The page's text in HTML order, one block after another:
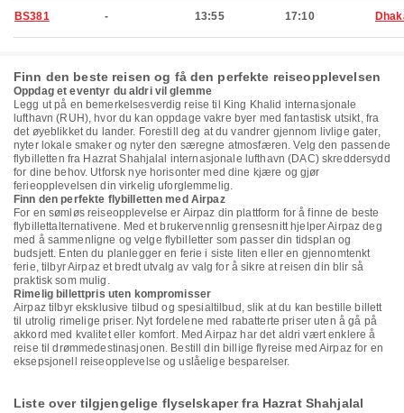
BS381 - 13:55 17:10
Finn den beste reisen og få den perfekte reiseopplevelsen
Oppdag et eventyr du aldri vil glemme
Legg ut på en bemerkelsesverdig reise til King Khalid internasjonale
lufthavn (RUH), hvor du kan oppdage vakre byer med fantastisk utsikt, fra
det øyeblikket du lander. Forestill deg at du vandrer gjennom livlige gater,
nyter lokale smaker og nyter den særegne atmosfæren. Velg den passende
flybilletten fra Hazrat Shahjalal internasjonale lufthavn (DAC) skreddersydd
for dine behov. Utforsk nye horisonter med dine kjære og gjør
ferieopplevelsen din virkelig uforglemmelig.
Finn den perfekte flybilletten med Airpaz
For en sømløs reiseopplevelse er Airpaz din plattform for å finne de beste
flybillettalternativene. Med et brukervennlig grensesnitt hjelper Airpaz deg
med å sammenligne og velge flybilletter som passer din tidsplan og
budsjett. Enten du planlegger en ferie i siste liten eller en gjennomtenkt
ferie, tilbyr Airpaz et bredt utvalg av valg for å sikre at reisen din blir så
praktisk som mulig.
Rimelig billettpris uten kompromisser
Airpaz tilbyr eksklusive tilbud og spesialtilbud, slik at du kan bestille billett
til utrolig rimelige priser. Nyt fordelene med rabatterte priser uten å gå på
akkord med kvalitet eller komfort. Med Airpaz har det aldri vært enklere å
reise til drømmedestinasjonen. Bestill din billige flyreise med Airpaz for en
eksepsjonell reiseopplevelse og uslåelige besparelser.
Liste over tilgjengelige flyselskaper fra Hazrat Shahjalal